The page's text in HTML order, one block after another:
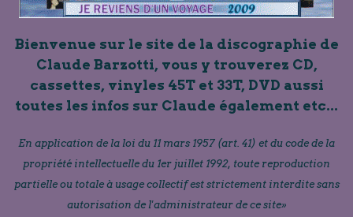
Bienvenue sur le site de la discographie de
Claude Barzotti, vous y trouverez CD,
cassettes, vinyles 45T et 33T, DVD aussi
toutes les infos sur Claude également etc...
En application de la loi du 11 mars 1957 (art. 41) et du code de la
propriété intellectuelle du 1er juillet 1992, toute reproduction
partielle ou totale à usage collectif est strictement interdite sans
autorisation de l'administrateur de ce site»